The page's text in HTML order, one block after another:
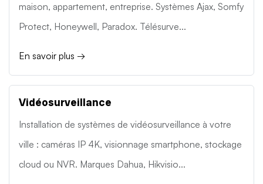
maison, appartement, entreprise. Systèmes Ajax, Somfy
Protect, Honeywell, Paradox. Télésurve...
En savoir plus →
Vidéosurveillance
Installation de systèmes de vidéosurveillance à votre
ville : caméras IP 4K, visionnage smartphone, stockage
cloud ou NVR. Marques Dahua, Hikvisio...